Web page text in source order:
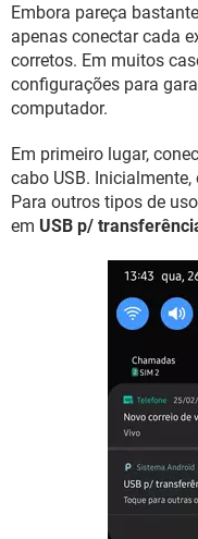
Embora pareça
apenas conectar cada
corretos. Em muitos
configurações para
computador.
Em primeiro lugar,
cabo USB.
Para outros tipos de
em USB p/